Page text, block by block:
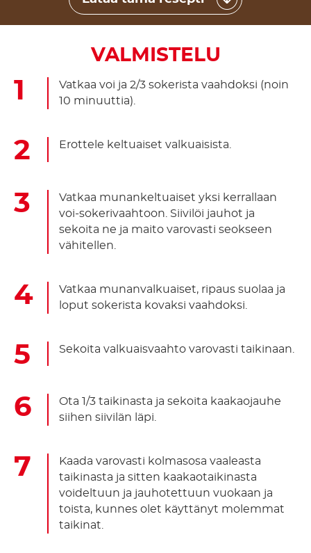
VALMISTELU
Vatkaa voi ja 2/3 sokerista vaahdoksi (noin
10 minuuttia).
Erottele keltuaiset valkuaisista.
Vatkaa munankeltuaiset yksi kerrallaan
voi-sokerivaahtoon. Siivilöi jauhot ja
sekoita ne ja maito varovasti seokseen
vähitellen.
Vatkaa munanvalkuaiset, ripaus suolaa ja
loput sokerista kovaksi vaahdoksi.
Sekoita valkuaisvaahto varovasti taikinaan.
Ota 1/3 taikinasta ja sekoita kaakaojauhe
siihen siivilän läpi.
Kaada varovasti kolmasosa vaaleasta
taikinasta ja sitten kaakaotaikinasta
voideltuun ja jauhotettuun vuokaan ja
toista, kunnes olet käyttänyt molemmat
taikinat.